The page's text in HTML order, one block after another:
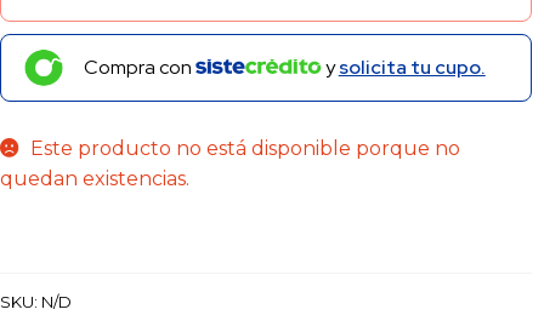
Compra con ysolicita tu cupo.
Este producto no está disponible porque no
quedan existencias.
SKU: N/D